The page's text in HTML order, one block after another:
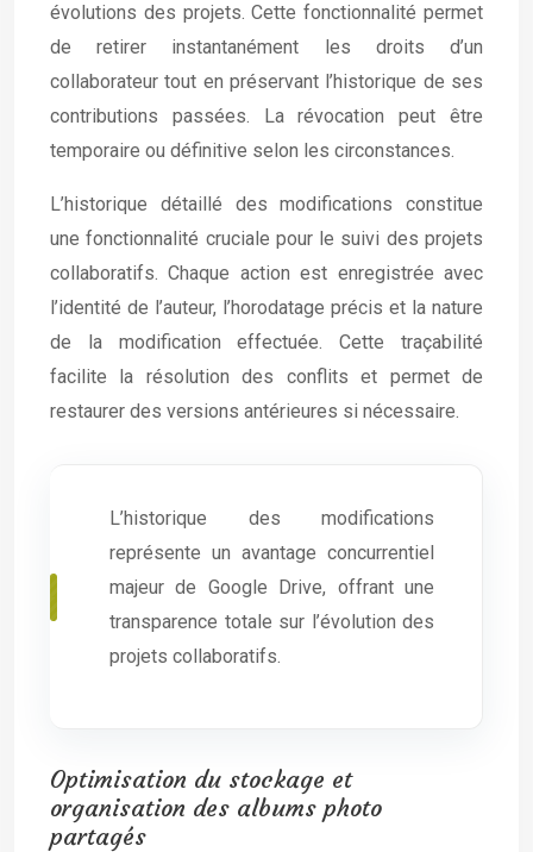
évolutions des projets. Cette fonctionnalité permet
de retirer instantanément les droits d’un
collaborateur tout en préservant l’historique de ses
contributions passées. La révocation peut être
temporaire ou définitive selon les circonstances.
L’historique détaillé des modifications constitue
une fonctionnalité cruciale pour le suivi des projets
collaboratifs. Chaque action est enregistrée avec
l’identité de l’auteur, l’horodatage précis et la nature
de la modification effectuée. Cette traçabilité
facilite la résolution des conflits et permet de
restaurer des versions antérieures si nécessaire.
L’historique des modifications
représente un avantage concurrentiel
majeur de Google Drive, offrant une
transparence totale sur l’évolution des
projets collaboratifs.
Optimisation du stockage et
organisation des albums photo
partagés